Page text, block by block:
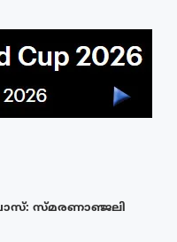
സ്മരണാഞ്ജലി